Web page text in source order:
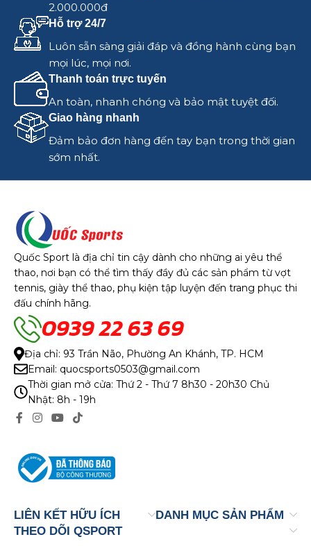
2.000.000đ
Hỗ trợ 24/7
Luôn sẵn sàng giải đáp và đồng hành cùng bạn
mọi lúc, mọi nơi.
Thanh toán trực tuyến
An toàn, nhanh chóng và bảo mật tuyệt đối.
Giao hàng nhanh
Đảm bảo đơn hàng đến tay bạn trong thời gian
sớm nhất.
Quốc Sport là địa chỉ tin cậy dành cho những ai yêu thể
thao, nơi bạn có thể tìm thấy đầy đủ các sản phẩm từ vợt
tennis, giày thể thao, phụ kiện tập luyện đến trang phục thi
đấu chính hãng.
0939 22 63 69
Địa chỉ: 93 Trần Não, Phường An Khánh, TP. HCM
Email: quocsports0503@gmail.com
Thời gian mở cửa: Thứ 2 - Thứ 7 8h30 - 20h30 Chủ
Nhật: 8h - 19h
LIÊN KẾT HỮU ÍCH
DANH MỤC SẢN PHẨM
THEO DÕI QSPORT